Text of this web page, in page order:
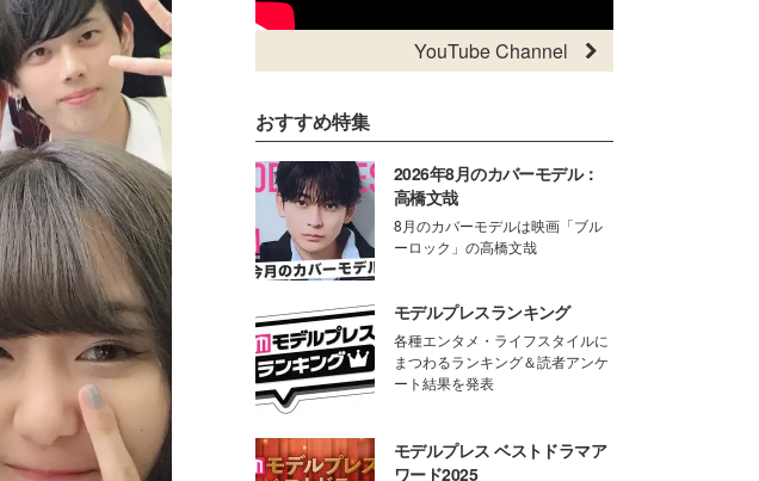
YouTube Channel
おすすめ特集
2026年8月のカバーモデル：
高橋文哉
8月のカバーモデルは映画「ブル
ーロック」の高橋文哉
モデルプレスランキング
各種エンタメ・ライフスタイルに
まつわるランキング＆読者アンケ
ート結果を発表
モデルプレス ベストドラマア
ワード2025